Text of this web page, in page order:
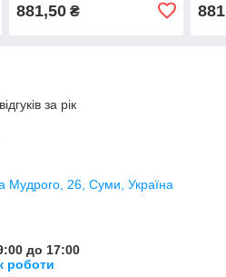
881,50₴
за рік
Мудрого, 26, Суми, Україна
до 17:00
роботи